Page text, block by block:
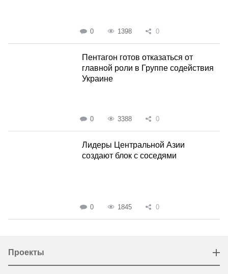
0 1398 0
Пентагон готов отказаться от
главной роли в Группе содействия
Украине
0 3388 0
Лидеры Центральной Азии
создают блок с соседями
0 1845 0
Проекты